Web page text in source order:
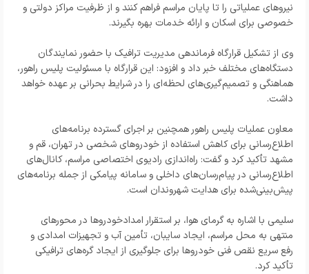
نیروهای عملیاتی را تا پایان مراسم فراهم کنند و از ظرفیت مراکز دولتی و
خصوصی برای اسکان و ارائه خدمات بهره بگیرند.
وی از تشکیل قرارگاه فرماندهی مدیریت ترافیک با حضور نمایندگان
دستگاه‌های مختلف خبر داد و افزود: این قرارگاه با مسئولیت پلیس راهور،
هماهنگی و تصمیم‌گیری‌های لحظه‌ای را در شرایط بحرانی بر عهده خواهد
داشت.
معاون عملیات پلیس راهور همچنین بر اجرای گسترده برنامه‌های
اطلاع‌رسانی برای کاهش استفاده از خودروهای شخصی در تهران، قم و
مشهد تأکید کرد و گفت: راه‌اندازی رادیوی اختصاصی مراسم، کانال‌های
اطلاع‌رسانی در پیام‌رسان‌های داخلی و سامانه پیامکی از جمله برنامه‌های
پیش‌بینی‌شده برای هدایت شهروندان است.
سلیمی با اشاره به گرمای هوا، بر استقرار امدادخودروها در محورهای
منتهی به محل مراسم، ایجاد سایبان، تأمین آب و تجهیزات امدادی و
رفع سریع نقص فنی خودروها برای جلوگیری از ایجاد گره‌های ترافیکی
تأکید کرد.